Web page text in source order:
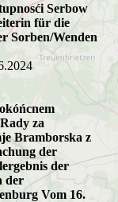
Serbow
für die
Sorben/Wenden
za
Bramborska z
der
der
der
Vom 16.